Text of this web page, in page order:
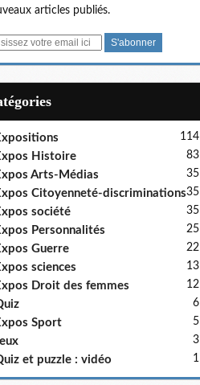
articles publiés.
114
Histoire 83
Arts-Médias 35
Citoyenneté-discriminations35
société 35
Personnalités 25
Guerre 22
sciences 13
Droit des femmes 12
6
Sport 5
3
et puzzle : vidéo 1